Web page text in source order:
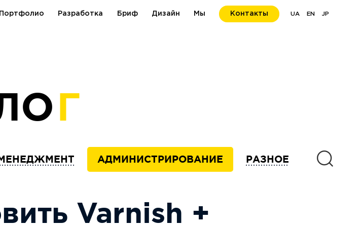
Портфолио Разработка Бриф Дизайн Мы Контакты UA EN JP
Г
АДМИНИСТРИРОВАНИЕ РАЗНОЕ
Varnish +